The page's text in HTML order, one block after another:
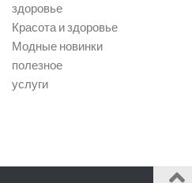
здоровье
Красота и здоровье
Модные новинки
полезное
услуги